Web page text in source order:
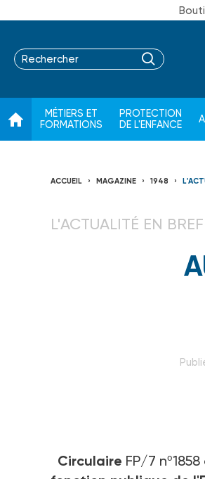
MÉTIERS ET
FORMATIONS
PROTECTION
DE L'ENFANCE
ACCUEIL MAGAZINE 1948
L'ACTUALITÉ EN BREF
Circulaire FP/7